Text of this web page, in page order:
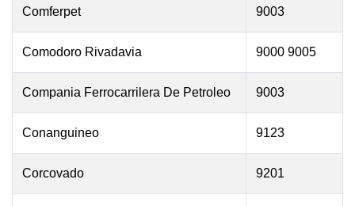
Comferpet 9003
Comodoro Rivadavia 9000 9005
Compania Ferrocarrilera De Petroleo 9003
Conanguineo 9123
Corcovado 9201